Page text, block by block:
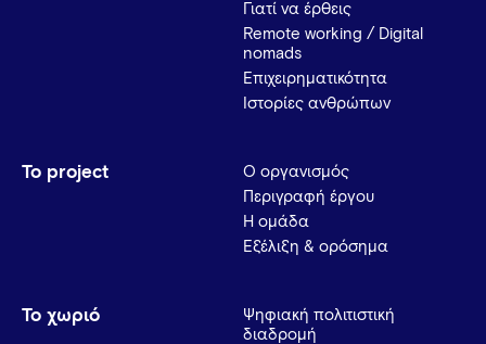
Γιατί να έρθεις
Remote working / Digital
nomads
Επιχειρηματικότητα
Ιστορίες ανθρώπων
Το project
Ο οργανισμός
Περιγραφή έργου
Η ομάδα
Εξέλιξη & ορόσημα
Το χωριό
Ψηφιακή πολιτιστική
διαδρομή